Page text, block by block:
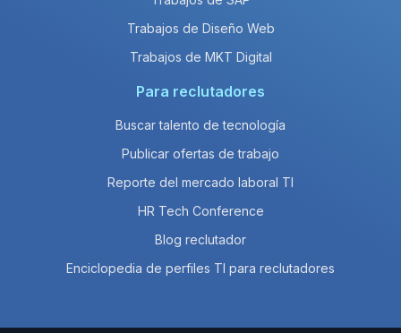
Trabajos de Diseño Web
Trabajos de MKT Digital
Para reclutadores
Buscar talento de tecnología
Publicar ofertas de trabajo
Reporte del mercado laboral TI
HR Tech Conference
Blog reclutador
Enciclopedia de perfiles TI para reclutadores